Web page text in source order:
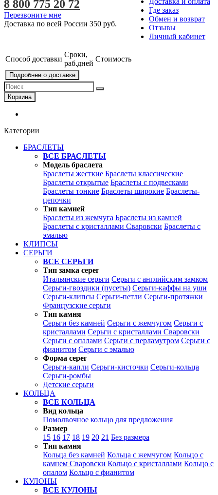
Где заказ
Обмен и возврат
Отзывы
Личный кабинет
8 800 775 20 72
Перезвоните мне
Доставка по всей России 350 руб.
Способ доставки
Сроки,
раб.дней
Стоимость
Подробнее о доставке
Корзина
Категории
БРАСЛЕТЫ
ВСЕ БРАСЛЕТЫ
Модель браслета
Браслеты жесткие Браслеты классические
Браслеты открытые Браслеты с подвесками
Браслеты тонкие Браслеты широкие Браслеты-
цепочки
Тип камней
Браслеты из жемчуга Браслеты из камней
Браслеты с кристаллами Сваровски Браслеты с
эмалью
КЛИПСЫ
СЕРЬГИ
ВСЕ СЕРЬГИ
Тип замка серег
Итальянские серьги Серьги с английским замком
Серьги-гвоздики (пусеты) Серьги-каффы на уши
Серьги-клипсы Серьги-петли Серьги-протяжки
Французские серьги
Тип камня
Серьги без камней Серьги с жемчугом Серьги с
кристаллами Серьги с кристаллами Сваровски
Серьги с опалами Серьги с перламутром Серьги с
фианитом Серьги с эмалью
Форма серег
Серьги-капли Серьги-кисточки Серьги-кольца
Серьги-ромбы
Детские серьги
КОЛЬЦА
ВСЕ КОЛЬЦА
Вид кольца
Помолвочное кольцо для предложения
Размер
15 16 17 18 19 20 21 Без размера
Тип камня
Кольца без камней Кольца с жемчугом Кольцо с
камнем Сваровски Кольцо с кристаллами Кольцо с
опалом Кольцо с фианитом
КУЛОНЫ
ВСЕ КУЛОНЫ